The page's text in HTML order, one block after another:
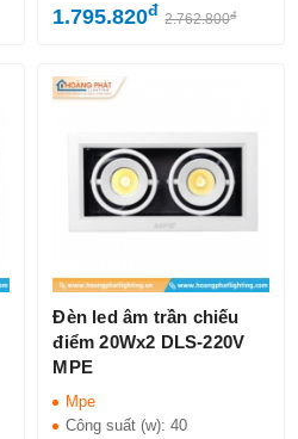
1.795.820đ 2.762.800đ
Đèn led âm trần chiếu
điểm 20Wx2 DLS-220V
MPE
Mpe
Công suất (w):40